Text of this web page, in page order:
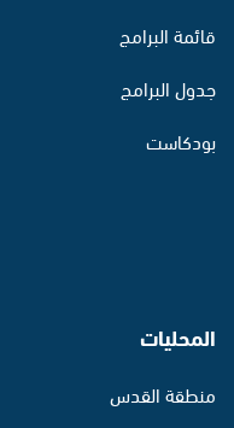
قائمة البرامج
جدول البرامج
بودكاست
المحليات
منطقة القدس